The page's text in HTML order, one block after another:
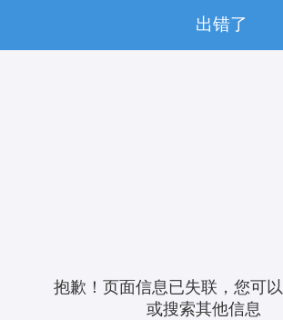
出错了
抱歉！页面信息已失联，您可以
或搜索其他信息